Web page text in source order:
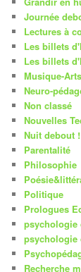
Journée
Lectures à
Les billets
Les billets
Musique-
Neuro-
Non classé
Nouvelles
Nuit debout !
Parentalité
Philosophie
Politique
Prologues
psychologie
psychologie
Recherche